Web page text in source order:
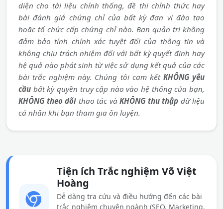
diện cho tài liệu chính thống, đề thi chính thức hay
bài đánh giá chứng chỉ của bất kỳ đơn vị đào tạo
hoặc tổ chức cấp chứng chỉ nào. Ban quản trị không
đảm bảo tính chính xác tuyệt đối của thông tin và
không chịu trách nhiệm đối với bất kỳ quyết định hay
hệ quả nào phát sinh từ việc sử dụng kết quả của các
bài trắc nghiệm này. Chúng tôi cam kết KHÔNG yêu
cầu bất kỳ quyền truy cập nào vào hệ thống của bạn,
KHÔNG theo dõi thao tác và KHÔNG thu thập dữ liệu
cá nhân khi bạn tham gia ôn luyện.
Tiện ích Trắc nghiệm Võ Việt
Hoàng
Dễ dàng tra cứu và điều hướng đến các bài
trắc nghiệm chuyên ngành (SEO, Marketing,